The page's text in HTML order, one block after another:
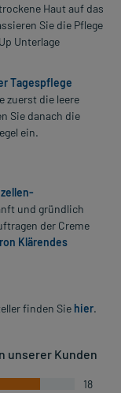
Haut auf das
Sie die Pflege
Unterlage
Tagespflege
zuerst die leere
Sie danach die
ein.
und gründlich
der Creme
Klärendes
finden Sie hier.
unserer Kunden
18